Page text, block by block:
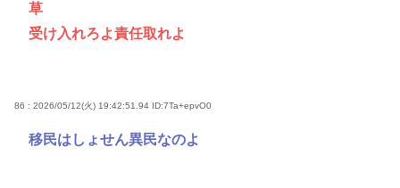
草
受け入れろよ責任取れよ
86 : 2026/05/12(火) 19:42:51.94 ID:7Ta+epvO0
移民はしょせん異民なのよ